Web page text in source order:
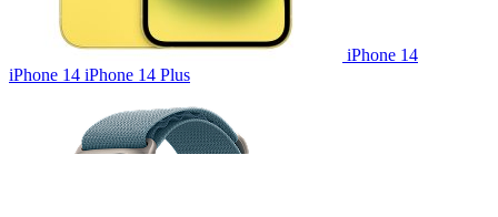
iPhone 14
iPhone 14 iPhone 14 Plus